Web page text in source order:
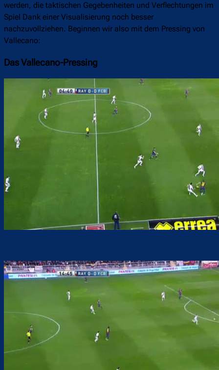
werden, die taktischen Gegebenheiten und Verflechtungen im
Spiel Dank einer Visualisierung noch besser
nachzuvollziehen. Beginnen wir also mit dem Pressing von
Vallecano:
Das Vallecano-Pressing